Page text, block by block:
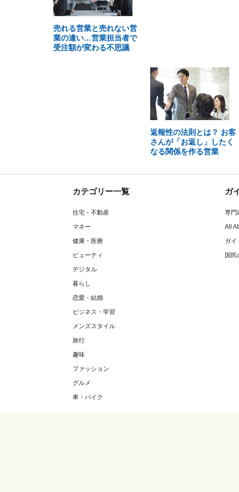
売れる営業と売れない営
業の違い…営業担当者で
受注額が変わる不思議
返報性の法則とは？ お客
さんが「お返し」したく
なる関係を作る営業
カテゴリー一覧
住宅・不動産
マネー
健康・医療
ビューティ
デジタル
暮らし
恋愛・結婚
ビジネス・学習
メンズスタイル
旅行
趣味
ファッション
グルメ
車・バイク
ガ
専門
All
ガイ
国民